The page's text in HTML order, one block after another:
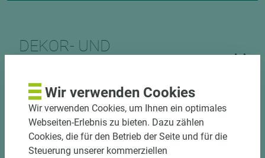
DEKOR- UND
Wir verwenden Cookies
Wir verwenden Cookies, um Ihnen ein optimales
Webseiten-Erlebnis zu bieten. Dazu zählen
Cookies, die für den Betrieb der Seite und für die
Steuerung unserer kommerziellen